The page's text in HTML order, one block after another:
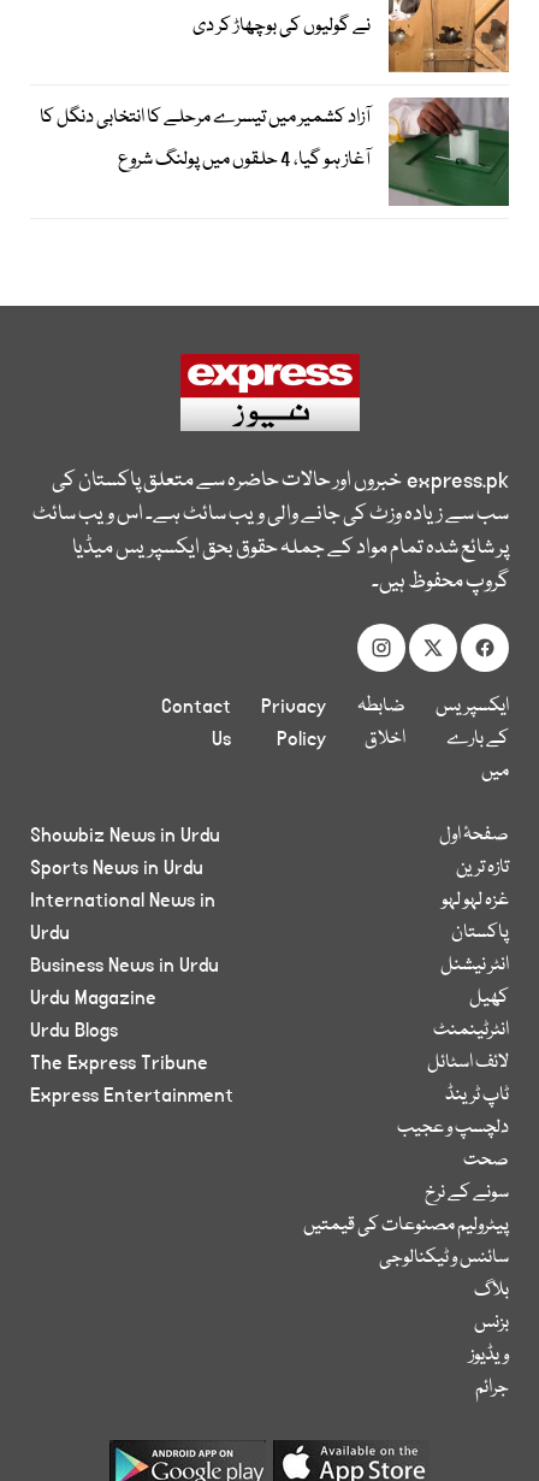
نے گولیوں کی بوچھاڑ کر دی
آزاد کشمیر میں تیسرے مرحلے کا انتخابی دنگل کا
آغاز ہو گیا، 4 حلقوں میں پولنگ شروع
express.pkخبروں اور حالات حاضرہ سے متعلق پاکستان کی
سب سے زیادہ وزٹ کی جانے والی ویب سائٹ ہے۔ اس ویب سائٹ
پر شائع شدہ تمام مواد کے جملہ حقوق بحق ایکسپریس میڈیا
گروپ محفوظ ہیں۔
ایکسپریس
کے بارے
میں
ضابطہ
اخلاق
Privacy
Policy
Contact
Us
صفحۂ اول
تازہ ترین
غزہ لہو لہو
پاکستان
انٹر نیشنل
کھیل
انٹرٹینمنٹ
لائف اسٹائل
ٹاپ ٹرینڈ
دلچسپ و عجیب
صحت
سونے کے نرخ
پیٹرولیم مصنوعات کی قیمتیں
سائنس و ٹیکنالوجی
بلاگ
بزنس
ویڈیوز
جرائم
Showbiz News in Urdu
Sports News in Urdu
International News in
Urdu
Business News in Urdu
Urdu Magazine
Urdu Blogs
The Express Tribune
Express Entertainment